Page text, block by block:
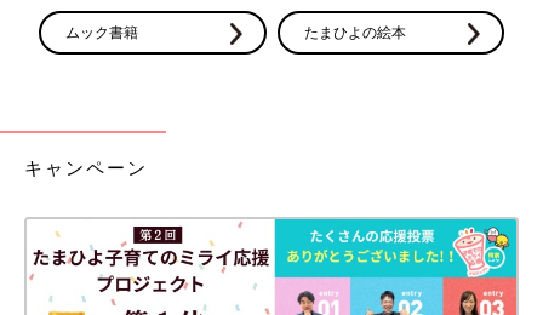
ったりです◎
ムック書籍 たまひよの絵本
キャンペーン